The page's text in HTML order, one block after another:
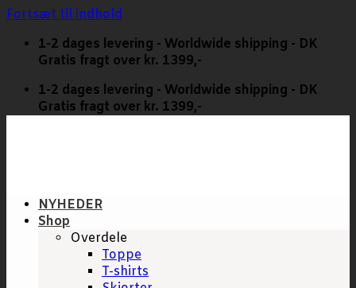
Fortsæt til indhold
1-2 dages levering - Worldwide shipping - DK
Gratis fragt over kr. 1399,-
1-2 dages levering - Worldwide shipping - DK
Gratis fragt over kr. 1399,-
NYHEDER
Shop
Overdele
Toppe
T-shirts